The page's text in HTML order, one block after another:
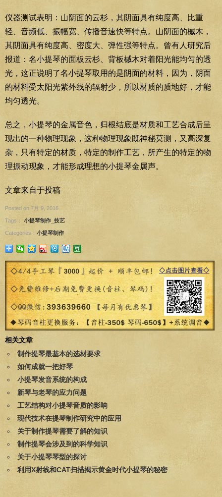
仪器测试表明：山阴面的云杉，其阴面具有纯度高、比重
轻、音频低、振幅宽、传播音速快等特点。山阴面的槭木，
其阴面具有纯度高、密度大、弹性强等特点。曾有人研究后
报道：名小提琴的面板云杉、背板槭木对着阳光能均匀的透
光，这正说明了名小提琴取用的是阴面的材料，因为，阴面
的材料受太阳光紫外线的辐射少，所以材质的质地好，才能
均匀透光。
总之，小提琴的金属音色，归根结底是材质和工艺合成后呈
现出的一种物理现象，这种物理现象既神秘莫测，又高深复
杂，只有特定的材质，特定的制作工艺，所产生的特定的物
理振动现象，才能形成理想的小提琴金属声。
文章来自于投稿
Posted on 7月 9, 2016
Tags： 小提琴制作_技艺
Categories： 小提琴制作
相关文章
制作提琴最基本的选材要求
如何成就一把好琴
小提琴发音系统的构成
新琴与老琴的应力问题
工艺结构对小提琴音质的影响
现代技术在提琴制作研究中的应用
关于制作提琴需要了解的知识
制作提琴会涉及到的科学知识
关于小提琴琴型的探讨
利用X射线和CAT扫描揭示黄金时代小提琴的秘密